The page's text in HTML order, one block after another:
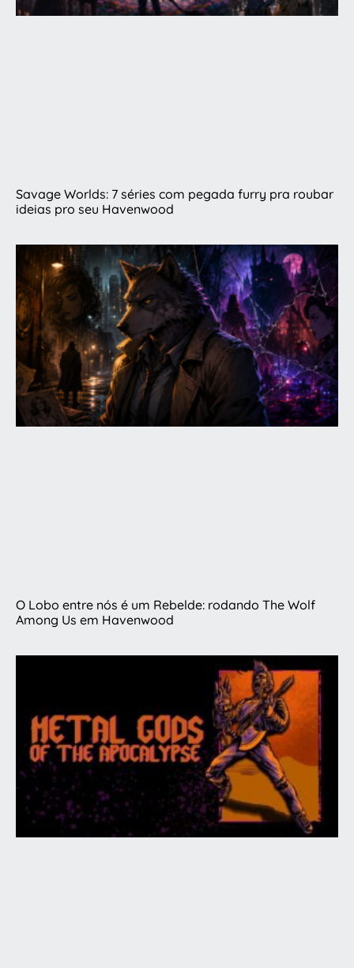
Savage Worlds: 7 séries com pegada furry pra roubar
ideias pro seu Havenwood
O Lobo entre nós é um Rebelde: rodando The Wolf
Among Us em Havenwood